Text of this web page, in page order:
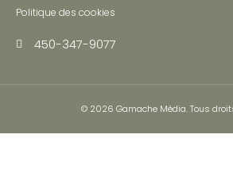
Politique des cookies
450-347-9077
© 2026 Gamache Média.Tous